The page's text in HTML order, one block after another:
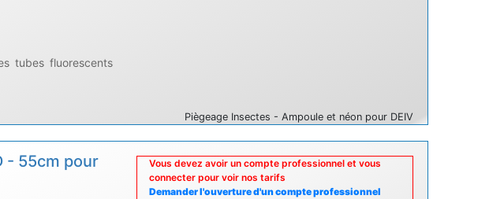
tubes fluorescents
Piègeage Insectes - Ampoule et néon pour DEIV
- 55cm pour
Vous devez avoir un compte professionnel et vous
connecter pour voir nos tarifs
Demander l'ouverture d'un compte professionnel